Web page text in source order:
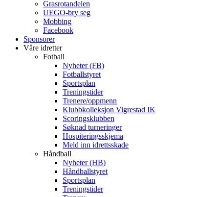
Grasrotandelen
UEGO-bry seg
Mobbing
Facebook
Sponsorer
Våre idretter
Fotball
Nyheter (FB)
Fotballstyret
Sportsplan
Treningstider
Trenere/oppmenn
Klubbkolleksjon Vigrestad IK
Scoringsklubben
Søknad turneringer
Hospiteringsskjema
Meld inn idrettsskade
Håndball
Nyheter (HB)
Håndballstyret
Sportsplan
Treningstider